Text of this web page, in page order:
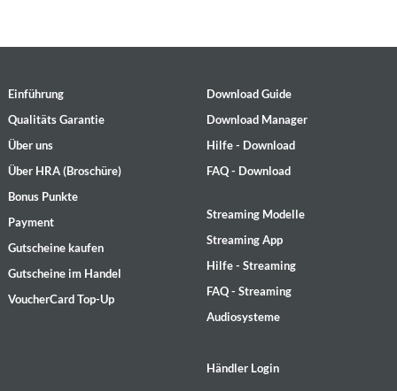
Einführung
Qualitäts Garantie
Über uns
Über HRA (Broschüre)
Bonus Punkte
Payment
Gutscheine kaufen
Gutscheine im Handel
VoucherCard Top-Up
Download Guide
Download Manager
Hilfe - Download
FAQ - Download
Streaming Modelle
Streaming App
Hilfe - Streaming
FAQ - Streaming
Audiosysteme
Händler Login